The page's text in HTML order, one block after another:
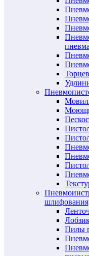
Пилы